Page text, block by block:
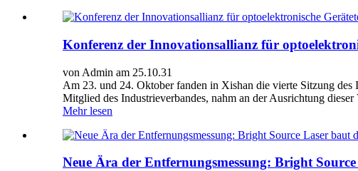
Konferenz der Innovationsallianz für
von Admin am 25.10.31
Am 23. und 24. Oktober fanden in Xishan die vierte Sitzung
Mitglied des Industrieverbandes, nahm an der Ausrichtung dieser
Mehr lesen
Neue Ära der Entfernungsmessung: Bright